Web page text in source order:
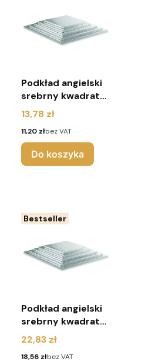
Podkład angielski
srebrny kwadrat
r.30x30
Cena
13,78 zł
Cena
11,20 złbez VAT
Do koszyka
Bestseller
Podkład angielski
srebrny kwadrat
r.40x40
Cena
22,83 zł
Cena
18,56 złbez VAT